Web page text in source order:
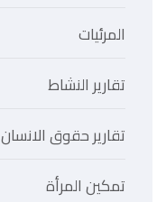
المرئيات
تقارير النشاط
تقارير حقوق الانسان
تمكين المرأة